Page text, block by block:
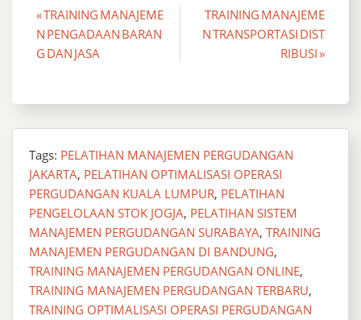
Post
navigation
« TRAINING MANAJEME
N PENGADAAN BARAN
G DAN JASA
TRAINING MANAJEME
N TRANSPORTASI DIST
RIBUSI »
Tags: PELATIHAN MANAJEMEN PERGUDANGAN
JAKARTA, PELATIHAN OPTIMALISASI OPERASI
PERGUDANGAN KUALA LUMPUR, PELATIHAN
PENGELOLAAN STOK JOGJA, PELATIHAN SISTEM
MANAJEMEN PERGUDANGAN SURABAYA, TRAINING
MANAJEMEN PERGUDANGAN DI BANDUNG,
TRAINING MANAJEMEN PERGUDANGAN ONLINE,
TRAINING MANAJEMEN PERGUDANGAN TERBARU,
TRAINING OPTIMALISASI OPERASI PERGUDANGAN